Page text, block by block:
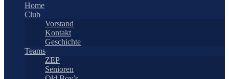
Home
Club
Vorstand
Kontakt
Geschichte
Teams
ZEP
Senioren